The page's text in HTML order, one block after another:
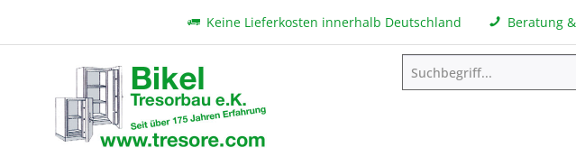
Keine Lieferkosten innerhalb Deutschland Beratung